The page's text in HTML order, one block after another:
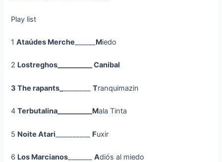
Play list
1Ataúdes Merche Miedo
2 Lostreghos__________ Canibal
3 The rapants_ ________Tranquimazin
4Terbutalina__________Mala Tinta
5 Noite Atari Fuxir
6 Los Marcianos _______Adiós al miedo